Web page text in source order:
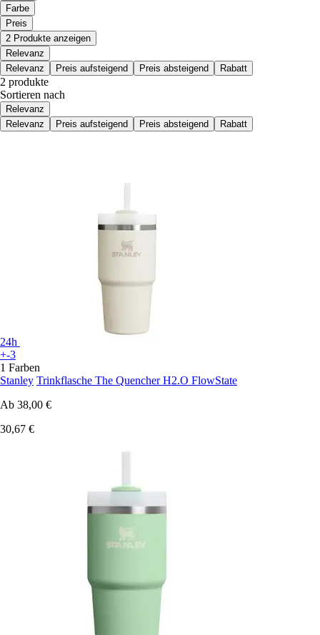
Farbe
Preis
2 Produkte anzeigen
Relevanz
Relevanz
Preis aufsteigend Preis absteigend Rabatt
2 produkte
Sortieren nach
Relevanz
Relevanz
Preis aufsteigend Preis absteigend Rabatt
24h
+-3
1 Farben
Stanley Trinkflasche The Quencher H2.O FlowState
Ab 38,00 €
30,67 €